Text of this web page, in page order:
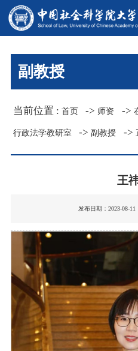
副教授
当前位置 :首页 -> 师资 ->
行政法学教研室 ->副教授 ->
王
发布日期：2023-